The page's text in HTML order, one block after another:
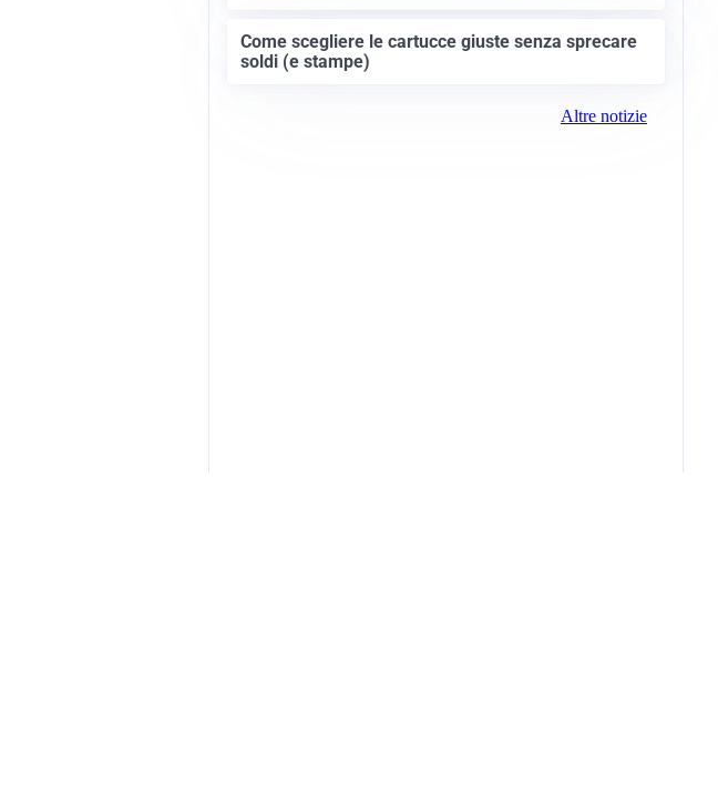
Come scegliere le cartucce giuste senza sprecare
soldi (e stampe)
Altre notizie